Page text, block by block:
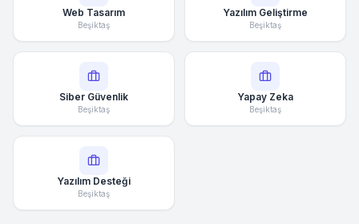
Web Tasarım
Beşiktaş
Yazılım Geliştirme
Beşiktaş
Siber Güvenlik
Beşiktaş
Yapay Zeka
Beşiktaş
Yazılım Desteği
Beşiktaş